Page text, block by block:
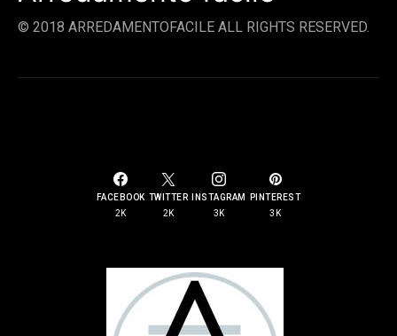
© 2018 ARREDAMENTOFACILE ALL RIGHTS RESERVED.
FACEBOOK
2K
TWITTER
2K
INSTAGRAM
3K
PINTEREST
3K